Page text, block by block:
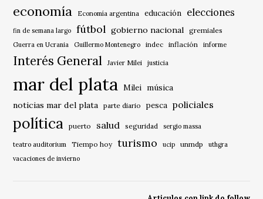
economía Economía argentina educación elecciones
fin de semana largo fútbol gobierno nacional gremiales
Guerra en Ucrania Guillermo Montenegro indec inflación informe
Interés General Javier Milei justicia
mar del plata Milei música
noticias mar del plata
parte diario pesca policiales
política puerto salud seguridad sergio massa
teatro auditorium Tiempo hoy turismo ucip unmdp
uthgra
vacaciones de invierno